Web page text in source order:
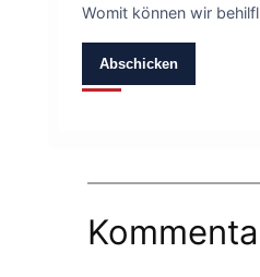
Womit können wir
Abschicken